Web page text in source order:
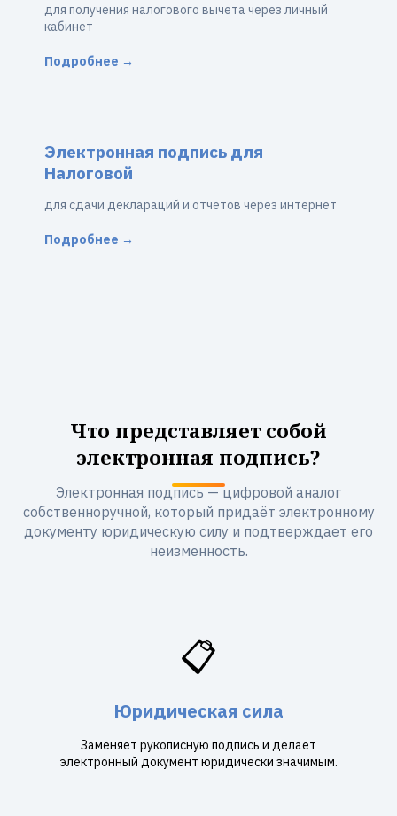
для получения налогового вычета через личный
кабинет
Подробнее →
Электронная подпись для
Налоговой
для сдачи деклараций и отчетов через интернет
Подробнее →
Что представляет собой
электронная подпись?
Электронная подпись — цифровой аналог
собственноручной, который придаёт электронному
документу юридическую силу и подтверждает его
неизменность.
📋
Юридическая сила
Заменяет рукописную подпись и делает
электронный документ юридически значимым.